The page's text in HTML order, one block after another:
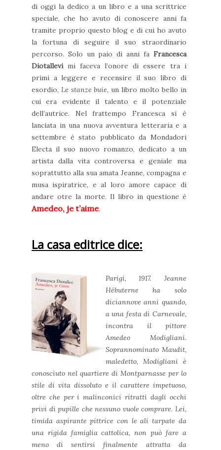
di oggi la dedico a un libro e a una scrittrice
speciale, che ho avuto di conoscere anni fa
tramite proprio questo blog e di cui ho avuto
la fortuna di seguire il suo straordinario
percorso. Solo un paio di anni fa Francesca
Diotallevimi faceva l’onore di essere tra i
primi a leggere e recensire il suo libro di
esordio, Le stanze buie, un libro molto bello in
cui era evidente il talento e il potenziale
dell’autrice. Nel frattempo Francesca si è
lanciata in una nuova avventura letteraria e a
settembre è stato pubblicato da Mondadori
Electa il suo nuovo romanzo, dedicato a un
artista dalla vita controversa e geniale ma
soprattutto alla sua amata Jeanne, compagna e
musa ispiratrice, e al loro amore capace di
andare otre la morte. Il libro in questione è
Amedeo, je t’aime.
La casa editrice dice:
Parigi, 1917. Jeanne
Hébuterne ha solo
diciannove anni quando,
a una festa di Carnevale,
incontra il pittore
Amedeo Modigliani.
Soprannominato Maudit,
maledetto, Modigliani è
conosciuto nel quartiere di Montparnasse per lo
stile di vita dissoluto e il carattere impetuoso,
oltre che per i malinconici ritratti dagli occhi
privi di pupille che nessuno vuole comprare. Lei,
timida aspirante pittrice con le ali tarpate da
una rigida famiglia cattolica, non può fare a
meno di sentirsi finalmente attratta da